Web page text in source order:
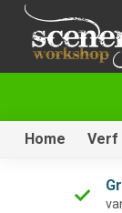
Home Verf